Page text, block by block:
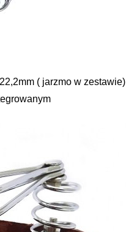
( jarzmo w zestawie)